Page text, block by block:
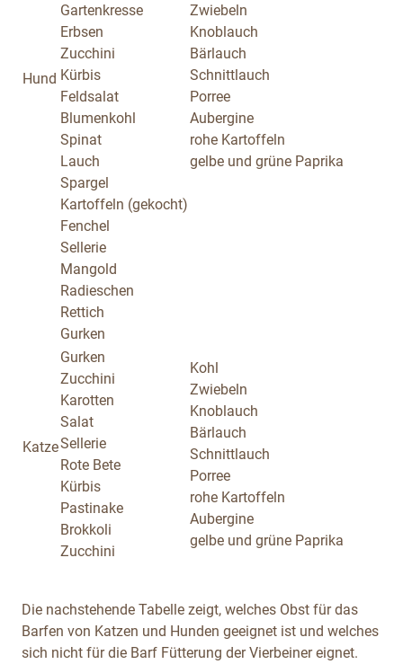
Hund
Gartenkresse
Erbsen
Zucchini
Kürbis
Feldsalat
Blumenkohl
Spinat
Lauch
Spargel
Kartoffeln (gekocht)
Fenchel
Sellerie
Mangold
Radieschen
Rettich
Gurken
Zwiebeln
Knoblauch
Bärlauch
Schnittlauch
Porree
Aubergine
rohe Kartoffeln
gelbe und grüne Paprika
Katze
Gurken
Zucchini
Karotten
Salat
Sellerie
Rote Bete
Kürbis
Pastinake
Brokkoli
Zucchini
Kohl
Zwiebeln
Knoblauch
Bärlauch
Schnittlauch
Porree
rohe Kartoffeln
Aubergine
gelbe und grüne Paprika
Die nachstehende Tabelle zeigt, welches Obst für das
Barfen von Katzen und Hunden geeignet ist und welches
sich nicht für die Barf Fütterung der Vierbeiner eignet.